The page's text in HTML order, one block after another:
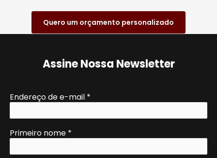
Quero um orçamento personalizado
Assine Nossa Newsletter
Endereço de e-mail *
Primeiro nome *